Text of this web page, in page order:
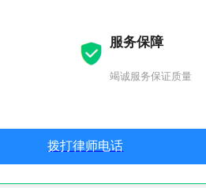
服务保障
竭诚服务保证质量
拨打律师电话